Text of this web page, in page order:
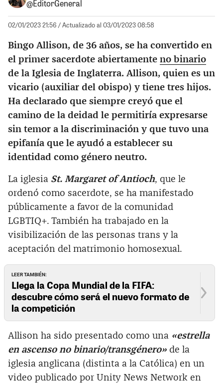
@EditorGeneral
02/01/2023 21:56 / Actualizado al 03/01/2023 08:58
Bingo Allison, de 36 años, se ha convertido en
el primer sacerdote abiertamente no binario
de la Iglesia de Inglaterra. Allison, quien es un
vicario (auxiliar del obispo) y tiene tres hijos.
Ha declarado que siempre creyó que el
camino de la deidad le permitiría expresarse
sin temor a la discriminación y que tuvo una
epifanía que le ayudó a establecer su
identidad como género neutro.
La iglesia St. Margaret of Antioch, que le
ordenó como sacerdote, se ha manifestado
públicamente a favor de la comunidad
LGBTIQ+. También ha trabajado en la
visibilización de las personas trans y la
aceptación del matrimonio homosexual.
LEER TAMBIÉN:
Llega la Copa Mundial de la FIFA:
descubre cómo será el nuevo formato de
la competición
Allison ha sido presentado como una «estrella
en ascenso no binario/transgénero»de la
iglesia anglicana (distinta a la Católica) en un
video publicado por Unity News Network en